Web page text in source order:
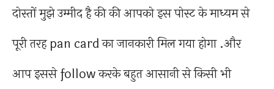
दोस्तों मुझे उम्मीद है की की आपको इस पोस्ट के माध्यम से
पूरी तरह pan card का जानकारी मिल गया होगा .और
आप इससे follow करके बहुत आसानी से किसी भी